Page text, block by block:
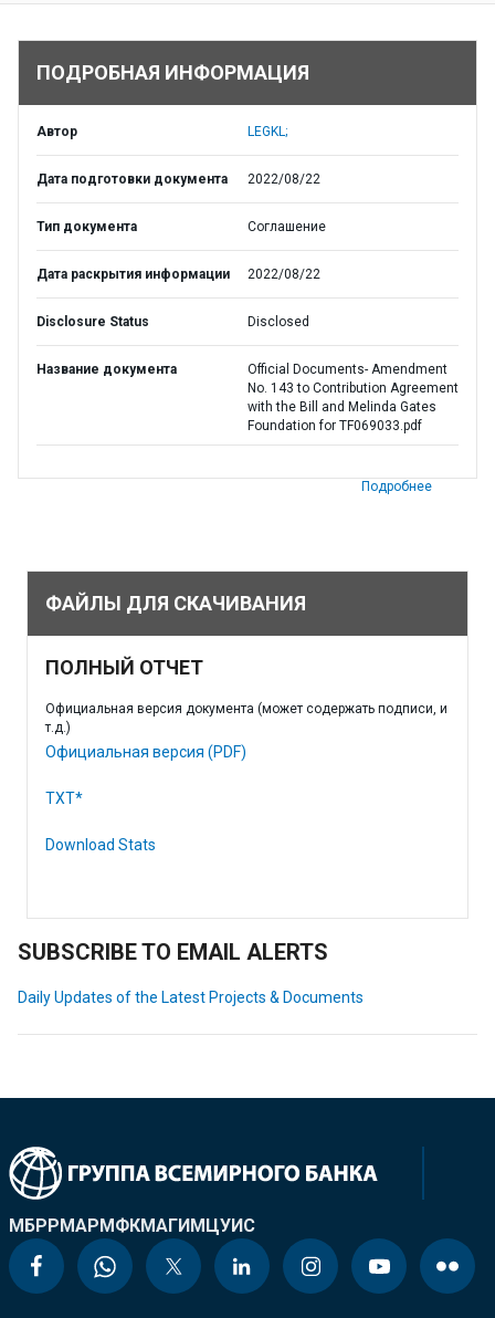
ПОДРОБНАЯ ИНФОРМАЦИЯ
Автор LEGKL;
Дата подготовки документа 2022/08/22
Тип документа Соглашение
Дата раскрытия информации 2022/08/22
Disclosure Status Disclosed
Название документа
Official Documents- Amendment
No. 143 to Contribution Agreement
with the Bill and Melinda Gates
Foundation for TF069033.pdf
Подробнее
ФАЙЛЫ ДЛЯ СКАЧИВАНИЯ
ПОЛНЫЙ ОТЧЕТ
Официальная версия документа (может содержать подписи, и
т.д.)
Официальная версия (PDF)
TXT*
Download Stats
SUBSCRIBE TO EMAIL ALERTS
Daily Updates of the Latest Projects & Documents
МБРРМАРМФКМАГИМЦУИС